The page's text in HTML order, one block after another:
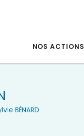
NOS ACTIONS
BÉNARD